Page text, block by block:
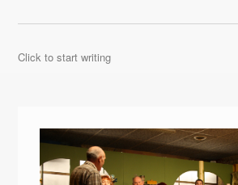
Click to start writing